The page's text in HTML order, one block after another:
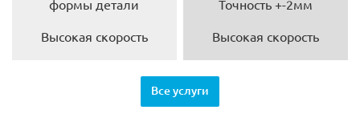
формы детали
Высокая скорость
Точность +-2мм
Высокая скорость
Все услуги